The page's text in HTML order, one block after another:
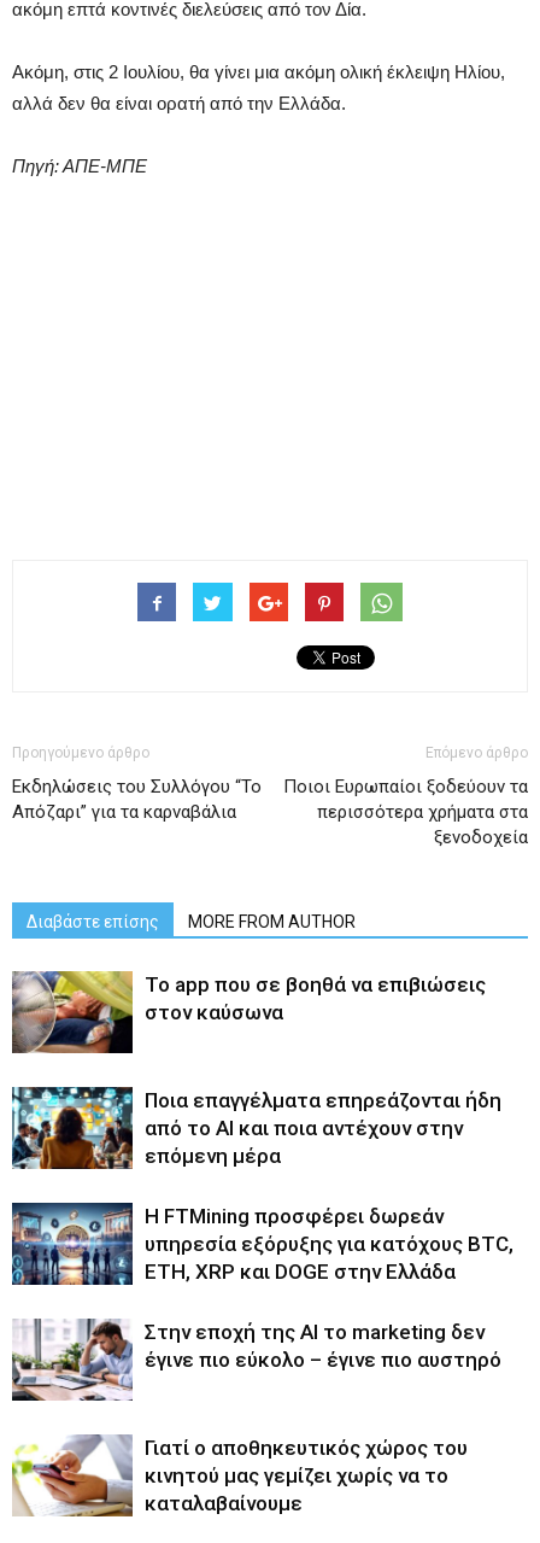
ακόμη επτά κοντινές διελεύσεις από τον Δία.
Ακόμη, στις 2 Ιουλίου, θα γίνει μια ακόμη ολική έκλειψη Ηλίου,
αλλά δεν θα είναι ορατή από την Ελλάδα.
Πηγή: ΑΠΕ-ΜΠΕ
Προηγούμενο άρθρο
Eκδηλώσεις του Συλλόγου “Το
Απόζαρι” για τα καρναβάλια
Επόμενο άρθρο
Ποιοι Ευρωπαίοι ξοδεύουν τα
περισσότερα χρήματα στα
ξενοδοχεία
Διαβάστε επίσης MORE FROM AUTHOR
Το app που σε βοηθά να επιβιώσεις
στον καύσωνα
Ποια επαγγέλματα επηρεάζονται ήδη
από το ΑΙ και ποια αντέχουν στην
επόμενη μέρα
Η FTMining προσφέρει δωρεάν
υπηρεσία εξόρυξης για κατόχους BTC,
ETH, XRP και DOGE στην Ελλάδα
Στην εποχή της AI το marketing δεν
έγινε πιο εύκολο – έγινε πιο αυστηρό
Γιατί ο αποθηκευτικός χώρος του
κινητού μας γεμίζει χωρίς να το
καταλαβαίνουμε